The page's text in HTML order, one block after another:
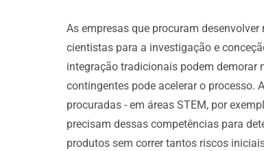
As empresas que procuram
cientistas para a investigação e
integração tradicionais podem demorar
contingentes pode acelerar o processo.
procuradas - em áreas STEM, por
precisam dessas competências para
produtos sem correr tantos riscos